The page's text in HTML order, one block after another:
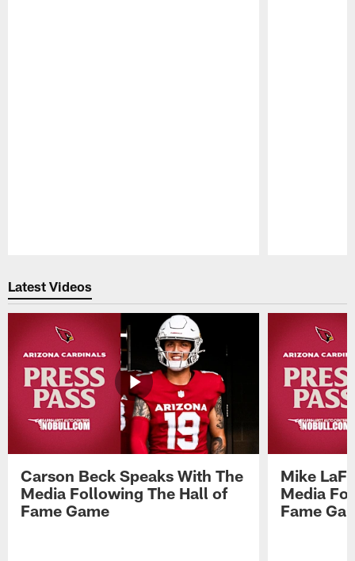
Latest Videos
Carson Beck Speaks With The
Media Following The Hall of
Fame Game
Mike
Media
Fame